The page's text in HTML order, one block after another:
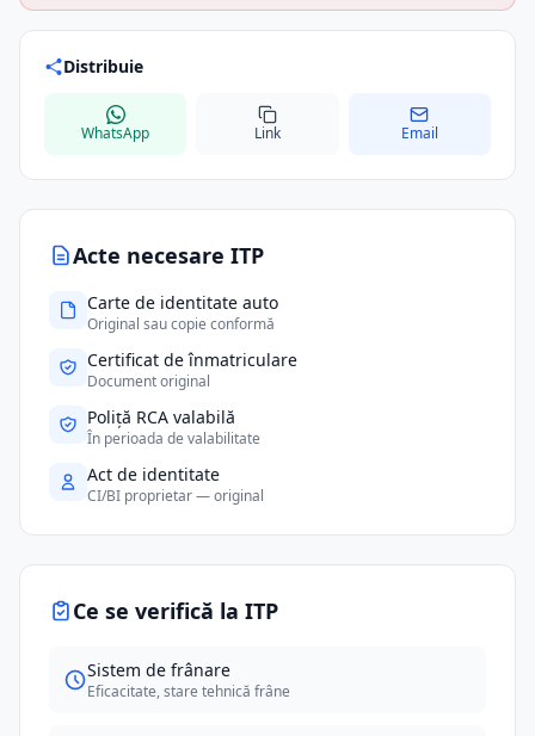
Acte necesare ITP
Carte de identitate auto
Original sau copie conformă
Certificat de înmatriculare
Document original
Poliță RCA valabilă
În perioada de valabilitate
Act de identitate
CI/BI proprietar — original
Ce se verifică la ITP
Sistem de frânare
Eficacitate, stare tehnică frâne
Distribuie
WhatsApp Link Email